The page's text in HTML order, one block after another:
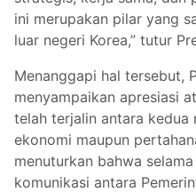
ini merupakan pilar yang
luar negeri Korea,” tutur
Menanggapi hal tersebut,
menyampaikan apresiasi
telah terjalin antara
ekonomi maupun
menuturkan bahwa
komunikasi antara